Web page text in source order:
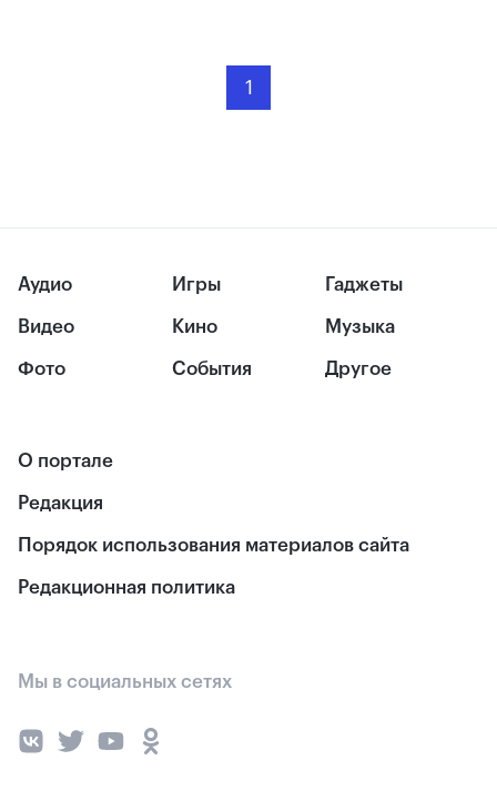
1
Аудио
Видео
Фото
Игры
Кино
События
Гаджеты
Музыка
Другое
О портале
Редакция
Порядок использования материалов сайта
Редакционная политика
Мы в социальных сетях